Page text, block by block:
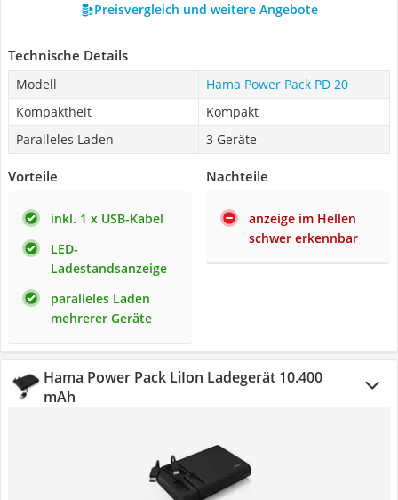
Preisvergleich und weitere Angebote
Technische Details
Modell
Hama Power Pack PD 20
Kompaktheit
Kompakt
Paralleles Laden
3 Geräte
Vorteile
inkl. 1 x USB-Kabel
LED-
Ladestandsanzeige
paralleles Laden
mehrerer Geräte
Nachteile
anzeige im Hellen
schwer erkennbar
Hama Power Pack LiIon Ladegerät 10.400
mAh